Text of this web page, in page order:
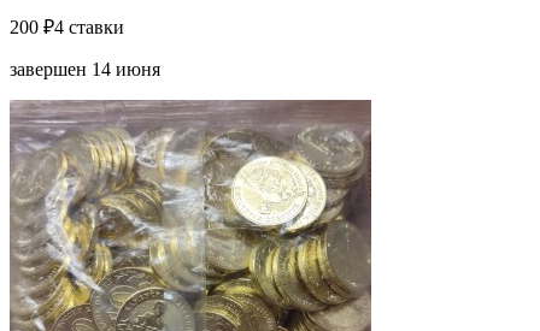
200 ₽4 ставки
завершен 14 июня